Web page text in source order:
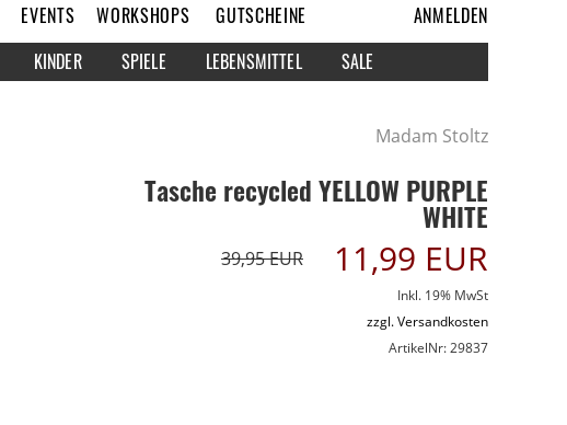
KINDER SPIELE LEBENSMITTEL SALE
EVENTS WORKSHOPS GUTSCHEINE ANMELDEN
Madam Stoltz
Tasche recycled YELLOW PURPLE
WHITE
39,95 EUR 11,99 EUR
Inkl. 19% MwSt
zzgl. Versandkosten
ArtikelNr: 29837